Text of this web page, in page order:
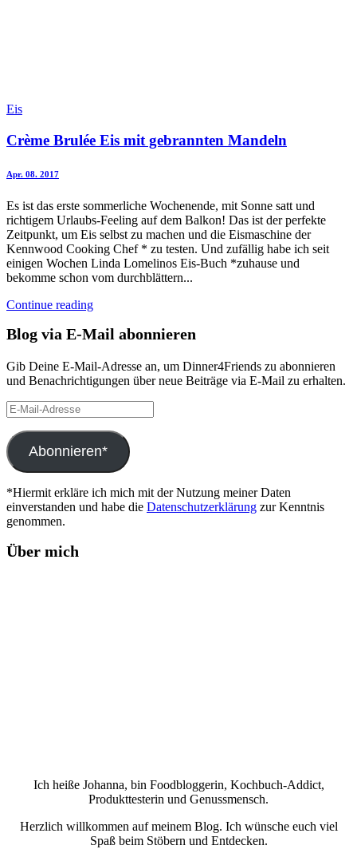
Eis
Crème Brulée Eis mit gebrannten Mandeln
Apr. 08. 2017
Es ist das erste sommerliche Wochenende, mit Sonne satt und
richtigem Urlaubs-Feeling auf dem Balkon! Das ist der perfekte
Zeitpunkt, um Eis selbst zu machen und die Eismaschine der
Kennwood Cooking Chef * zu testen. Und zufällig habe ich seit
einigen Wochen Linda Lomelinos Eis-Buch *zuhause und
bekomme schon vom durchblättern...
Continue reading
Blog via E-Mail abonnieren
Gib Deine E-Mail-Adresse an, um Dinner4Friends zu abonnieren
und Benachrichtigungen über neue Beiträge via E-Mail zu erhalten.
E-
Mail-
Adresse
Abonnieren*
*Hiermit erkläre ich mich mit der Nutzung meiner Daten
einverstanden und habe die Datenschutzerklärung zur Kenntnis
genommen.
Über mich
Ich heiße Johanna, bin Foodbloggerin, Kochbuch-Addict,
Produkttesterin und Genussmensch.
Herzlich willkommen auf meinem Blog. Ich wünsche euch viel
Spaß beim Stöbern und Entdecken.